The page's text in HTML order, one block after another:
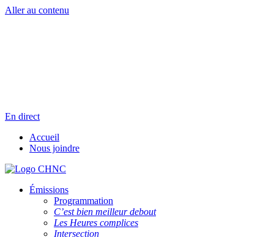
Aller au contenu
En direct
Accueil
Nous joindre
Émissions
Programmation
C’est bien meilleur debout
Les Heures complices
Intersection